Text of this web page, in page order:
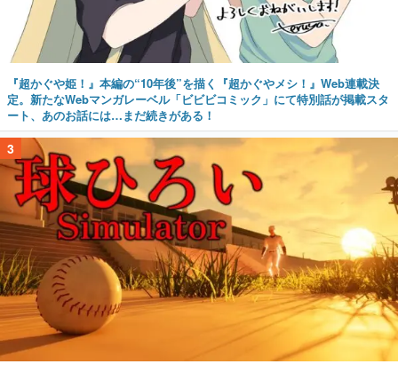
『超かぐや姫！』本編の“10年後”を描く『超かぐやメシ！』Web連載決
定。新たなWebマンガレーベル「ビビビコミック」にて特別話が掲載スタ
ート、あのお話には…まだ続きがある！
3